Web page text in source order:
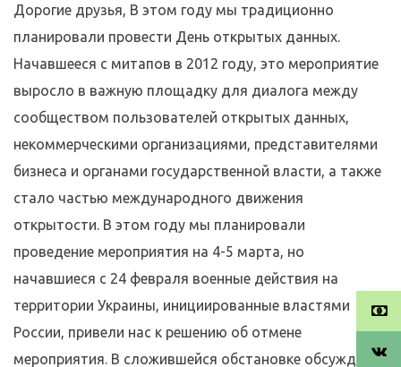
Дорогие друзья, В этом году мы традиционно
планировали провести День открытых данных.
Начавшееся с митапов в 2012 году, это мероприятие
выросло в важную площадку для диалога между
сообществом пользователей открытых данных,
некоммерческими организациями, представителями
бизнеса и органами государственной власти, а также
стало частью международного движения
открытости. В этом году мы планировали
проведение мероприятия на 4-5 марта, но
начавшиеся с 24 февраля военные действия на
территории Украины, инициированные властями
России, привели нас к решению об отмене
мероприятия. В сложившейся обстановке обсуждение